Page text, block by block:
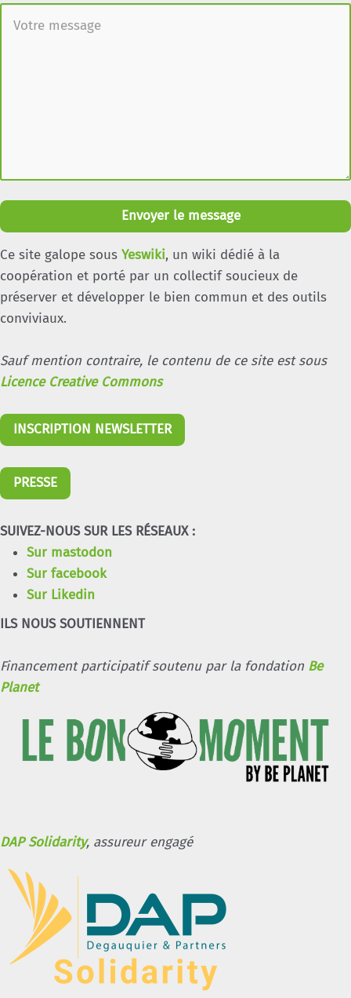
Envoyer le message
Ce site galope sous Yeswiki, un wiki dédié à la
coopération et porté par un collectif soucieux de
préserver et développer le bien commun et des outils
conviviaux.
Sauf mention contraire, le contenu de ce site est sous
Licence Creative Commons
INSCRIPTION NEWSLETTER
PRESSE
SUIVEZ-NOUS SUR LES RÉSEAUX :
Sur mastodon
Sur facebook
Sur Likedin
ILS NOUS SOUTIENNENT
Financement participatif soutenu par la fondation Be
Planet
DAP Solidarity, assureur engagé